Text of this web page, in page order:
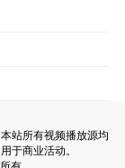
站所有视频播放源均
于商业活动。